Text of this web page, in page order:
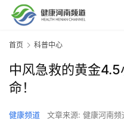
首页 科普中心
中风急救的黄金
命！
健康频道 文章来源: 健康河南频